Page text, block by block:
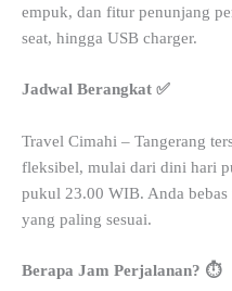
empuk, dan fitur penunjang
seat, hingga USB charger.
Jadwal Berangkat ✅
Travel Cimahi – Tangerang
fleksibel, mulai dari dini hari
pukul 23.00 WIB. Anda
yang paling sesuai.
Berapa Jam Perjalanan? ⏱️